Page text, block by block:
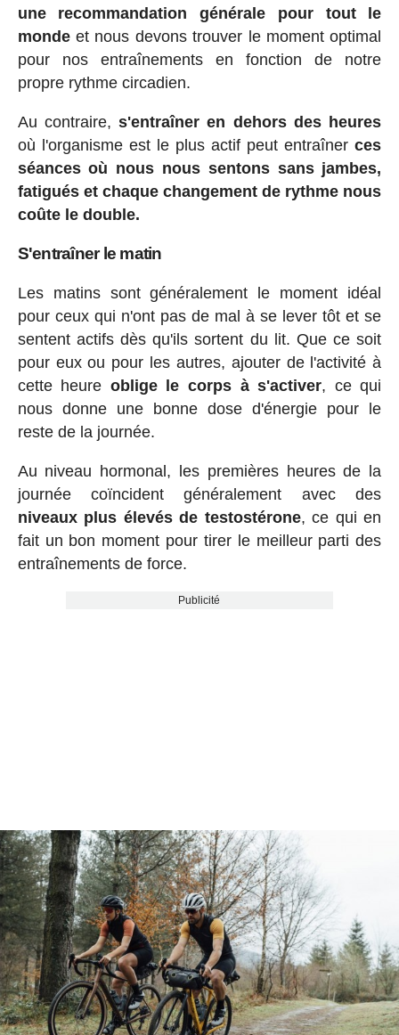
une recommandation générale pour tout le
mondeet nous devons trouver le moment optimal
pour nos entraînements en fonction de notre
propre rythme circadien.
Au contraire,s'entraîner en dehors des heures
où l'organisme est le plus actif peut entraînerces
séances où nous nous sentons sans jambes,
fatigués et chaque changement de rythme nous
coûte le double.
S'entraîner le matin
Les matins sont généralement le moment idéal
pour ceux qui n'ont pas de mal à se lever tôt et se
sentent actifs dès qu'ils sortent du lit. Que ce soit
pour eux ou pour les autres, ajouter de l'activité à
cette heure oblige le corps à s'activer, ce qui
nous donne une bonne dose d'énergie pour le
reste de la journée.
Au niveau hormonal, les premières heures de la
journée coïncident généralement avec des
niveaux plus élevés de testostérone, ce qui en
fait un bon moment pour tirer le meilleur parti des
entraînements de force.
Publicité